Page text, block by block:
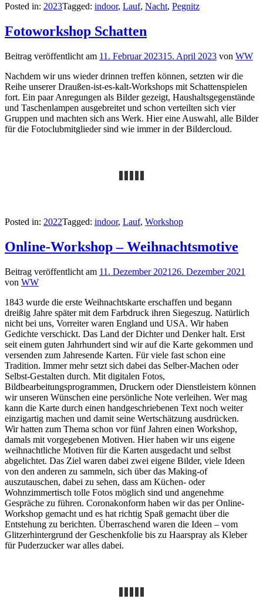
Posted in: 2023Tagged: indoor, Lauf, Nacht, Pegnitz
Fotoworkshop Schatten
Beitrag veröffentlicht am 11. Februar 202315. April 2023 von WW
Nachdem wir uns wieder drinnen treffen können, setzten wir die
Reihe unserer Draußen-ist-es-kalt-Workshops mit Schattenspielen
fort. Ein paar Anregungen als Bilder gezeigt, Haushaltsgegenstände
und Taschenlampen ausgebreitet und schon verteilten sich vier
Gruppen und machten sich ans Werk. Hier eine Auswahl, alle Bilder
für die Fotoclubmitglieder sind wie immer in der Bildercloud.
Posted in: 2022Tagged: indoor, Lauf, Workshop
Online-Workshop – Weihnachtsmotive
Beitrag veröffentlicht am 11. Dezember 2021 26. Dezember 2021
von WW
1843 wurde die erste Weihnachtskarte erschaffen und begann
dreißig Jahre später mit dem Farbdruck ihren Siegeszug. Natürlich
nicht bei uns, Vorreiter waren England und USA. Wir haben
Gedichte verschickt. Das Land der Dichter und Denker halt. Erst
seit einem guten Jahrhundert sind wir auf die Karte gekommen und
versenden zum Jahresende Karten. Für viele fast schon eine
Tradition. Immer mehr setzt sich dabei das Selber-Machen oder
Selbst-Gestalten durch. Mit digitalen Fotos,
Bildbearbeitungsprogrammen, Druckern oder Dienstleistern können
wir unseren Wünschen eine persönliche Note verleihen. Wer mag
kann die Karte durch einen handgeschriebenen Text noch weiter
einzigartig machen und damit seine Wertschätzung ausdrücken.
Wir hatten zum Thema schon vor fünf Jahren einen Workshop,
damals mit vorgegebenen Motiven. Hier haben wir uns eigene
weihnachtliche Motiven für die Karten ausgedacht und selbst
abgelichtet. Das Ziel waren dabei zwei eigene Bilder, viele Ideen
von den anderen zu sammeln, sich über das Making-of
auszutauschen, dabei zu sehen, dass am Küchen- oder
Wohnzimmertisch tolle Fotos möglich sind und angenehme
Gespräche zu führen. Coronakonform haben wir das per Online-
Workshop gemacht und es hat richtig Spaß gemacht über die
Entstehung zu berichten. Überraschend waren die Ideen – vom
Glitzerhintergrund der Geschenkfolie bis zu Haarspray als Kleber
für Puderzucker war alles dabei.